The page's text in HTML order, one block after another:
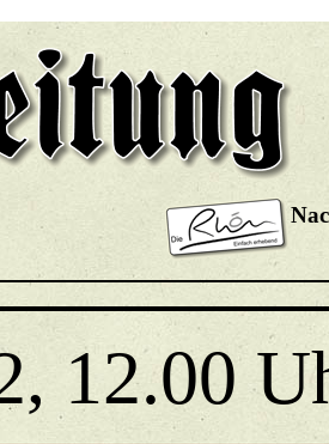
12.00